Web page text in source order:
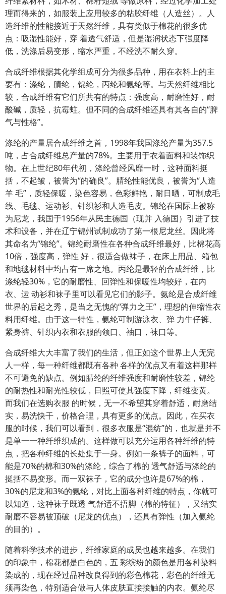
理而得来的，如服装上应用较多的粘胶纤维（人造丝）。人
造纤维的性能接近于天然纤维，具有类似于棉花的很多优
点：吸湿性能好，穿 着透气舒适，但是湿润状态下强度降
低，洗涤后易变形，缩水严重，不经洗不耐久穿。
合成纤维根据其化学组成可分为很多品种，用在衣料上的主
要有：涤纶，腈纶，锦纶，丙纶和氨纶等。与天然纤维相比
较，合成纤维有它们所共有的特点：强度高，耐磨性好，耐
酸碱，质轻，抗霉蛀。但不同的合成纤维还具有其各自的“脾
气与性格”。
涤纶的产量居合成纤维之首，1998年我国涤纶产量为357.5
吨，占合成纤维总产量的78%。主要用于衣着面料和装饰织
物。在上世纪80年代初，涤纶曾经风靡一时，这种面料挺
括，不起皱，被誉为“的确良”。腈纶性能优良，被誉为“人造
羊 毛”，质轻保暖，染色容易，色彩鲜艳，耐日晒，可制成毛
线、毛毯、运动衫、针织衫和人造毛皮。锦纶在国际上被称
为尼龙，我国于1956年从民主德国（现并 入德国）引进了技
术和设备，并在辽宁锦州试制成功了第一根尼龙丝。因此将
其命名为“锦纶”。锦纶耐磨性在各种合成纤维最好，比棉花高
10倍，强度高，弹性 好，很适合做袜子，在床上用品、箱包
和地毯材料中均占有一席之地。丙纶是最轻的合成纤维，比
涤纶轻30%，它的耐磨性、回弹性和保暖性均较好，在内
衣、运 动衫和袜子里可以看见它们的影子。氨纶是合成纤维
世界的后起之秀，是当之无愧的“弹力之王”，理想的伸缩性衣
料用纤维。由于这一特性，氨纶可制游泳衣、弹 力牛仔裤、
紧身裤、针织内衣和衣服的领口、袖口，袜口等。
合成纤维大大丰富了我们的生活，但正如这个世界上人无完
人一样，每一种纤维都既有各种 各样的优点又有着这样那样
不可避免的缺点。例如腈纶的纤维强度和耐磨性较差，锦纶
的耐热性和耐光性较低，日照可使其强度下降，纤维变黄。
而我们在选购衣服 的时候，无一不希望其穿着舒适，耐磨结
实，易洗快干，价格合理，具有更多的优点。因此，在买衣
服的时候，我们可以看到，很多衣服是“混纺”的，也就是并不
是单一一种纤维织成的。这样做可以充分运用各种纤维的特
点，把各种纤维的长处集于一身。例如一条裤子的面料，可
能是70%的棉和30%的涤纶，综合了棉的 透气舒适与涤纶的
挺括不易变形。而一双袜子，它的成分也许是67%的棉，
30%的尼龙和3%的氨纶，对比上面各种纤维的特点，你就可
以知道，这种袜子既透 气舒适不捂脚（棉的特征），又结实
耐磨不容易被顶破（尼龙的优点），还具有弹性（加入氨纶
的目的）。
随着科学技术的进步，纤维家庭的成员也越来越多。在我们
的印象中，棉花都是白色的，五 彩缤纷的颜色是用各种染料
染成的，现在经过品种改良得到的彩色棉花，彩色的纤维无
须再染色，特别适合做与人体皮肤直接接触的内衣。氨纶尽